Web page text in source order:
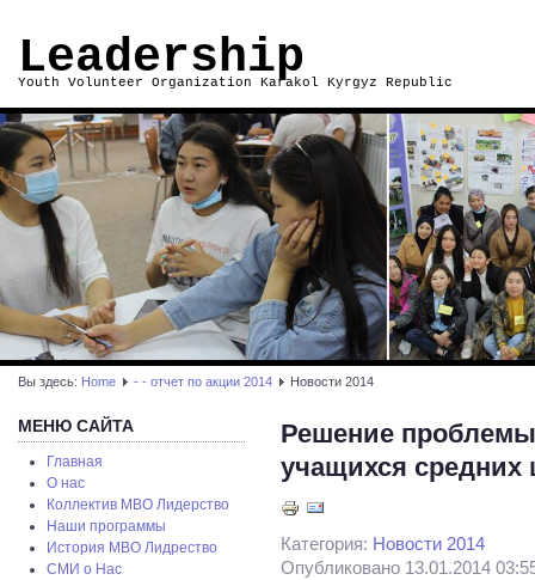
Leadership
Youth Volunteer Organization Karakol Kyrgyz Republic
Вы здесь: Home - - отчет по акции 2014 Новости 2014
МЕНЮ САЙТА
Главная
О нас
Коллектив МВО Лидерство
Наши программы
История МВО Лидрество
СМИ о Нас
Решение проблемы
учащихся средних
Категория: Новости 2014
Опубликовано 13.01.2014